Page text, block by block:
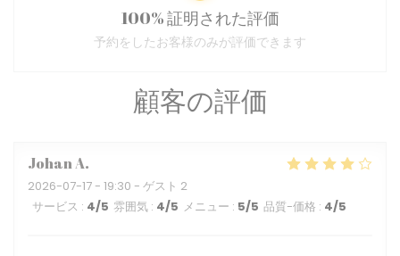
顧客の評価
JohanA
2026-07-17 - 19:30 - ゲスト 2
サービス : 4/5 雰囲気 : 4/5 メニュー : 5/5 品質-価格 : 4/5
100% 証明された評価
予約をしたお客様のみが評価できます